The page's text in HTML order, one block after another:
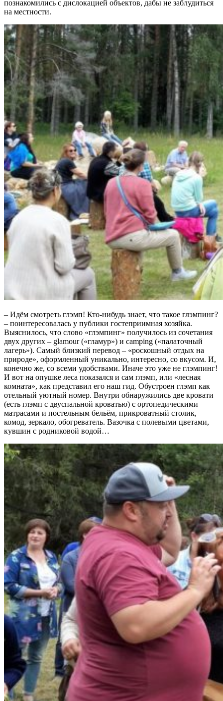
познакомились с дислокацией объектов, дабы не заблудиться
на местности.
– Идём смотреть глэмп! Кто-нибудь знает, что такое глэмпинг?
– поинтересовалась у публики гостеприимная хозяйка.
Выяснилось, что слово «глэмпинг» получилось из сочетания
двух других – glamour («гламур») и camping («палаточный
лагерь»). Самый близкий перевод – «роскошный отдых на
природе», оформленный уникально, интересно, со вкусом. И,
конечно же, со всеми удобствами. Иначе это уже не глэмпинг!
И вот на опушке леса показался и сам глэмп, или «лесная
комната», как представил его наш гид. Обустроен глэмп как
отельный уютный номер. Внутри обнаружились две кровати
(есть глэмп с двуспальной кроватью) с ортопедическими
матрасами и постельным бельём, прикроватный столик,
комод, зеркало, обогреватель. Вазочка с полевыми цветами,
кувшин с родниковой водой…